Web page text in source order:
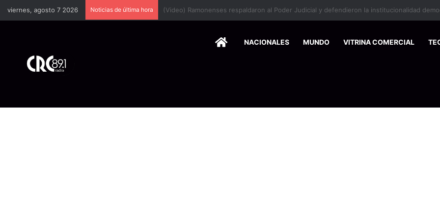
viernes, agosto 7 2026 Noticias de última hora
HOMENACIONALES MUNDO VITRINA COMERCIAL